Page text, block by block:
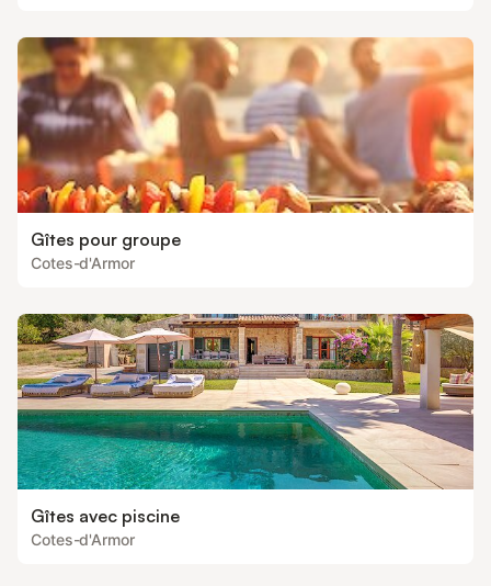
Gîtes pour groupe
Cotes-d'Armor
Gîtes avec piscine
Cotes-d'Armor